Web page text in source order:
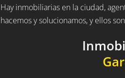
Hay inmobiliarias en la ciudad,
hacemos y solucionamos, y ellos